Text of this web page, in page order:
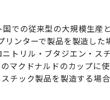
での従来型の大規模生産
ンターで製品を製造し
トリル・ブタジエン・ス
マクドナルドのカップに
チック製品を製造する場